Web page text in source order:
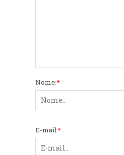
Nome:*
E-mail:*